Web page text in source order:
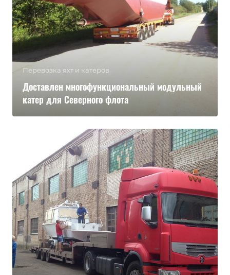
Перевозка яхт и катеров
Доставлен многофункциональный модульный
катер для Северного флота